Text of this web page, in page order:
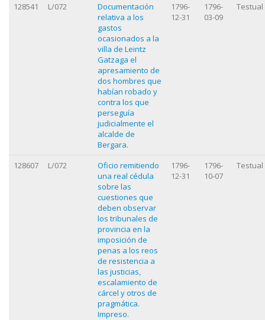
128541 L/072
Documentación
relativa a los
gastos
ocasionados a la
villa de Leintz
Gatzaga el
apresamiento de
dos hombres que
habían robado y
contra los que
perseguía
judicialmente el
alcalde de
Bergara.
1796-
12-31
1796-
03-09
Testual
128607 L/072
Oficio remitiendo
una real cédula
sobre las
cuestiones que
deben observar
los tribunales de
provincia en la
imposición de
penas a los reos
de resistencia a
las justicias,
escalamiento de
cárcel y otros de
pragmática.
Impreso.
1796-
12-31
1796-
10-07
Testual